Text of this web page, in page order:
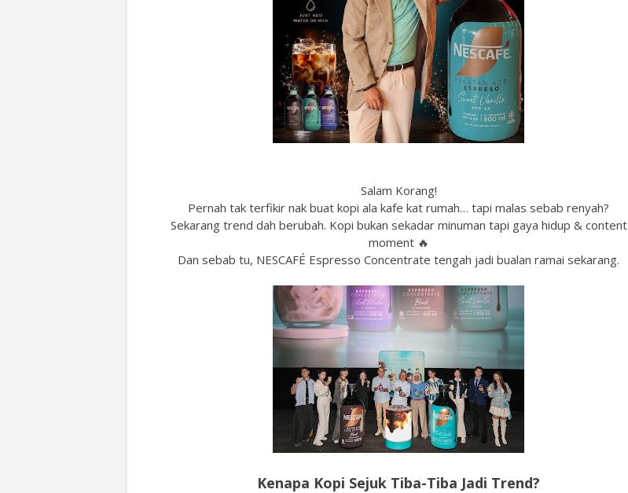
Salam Korang!
Pernah tak terfikir nak buat kopi ala kafe kat rumah… tapi malas sebab renyah?
Sekarang trend dah berubah. Kopi bukan sekadar minuman tapi gaya hidup & content
moment 🔥
Dan sebab tu, NESCAFÉ Espresso Concentrate tengah jadi bualan ramai sekarang.
Kenapa Kopi Sejuk Tiba-Tiba Jadi Trend?